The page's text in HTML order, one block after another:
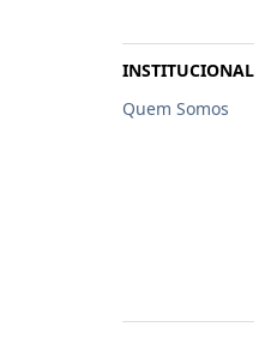
INSTITUCIONAL
Quem Somos